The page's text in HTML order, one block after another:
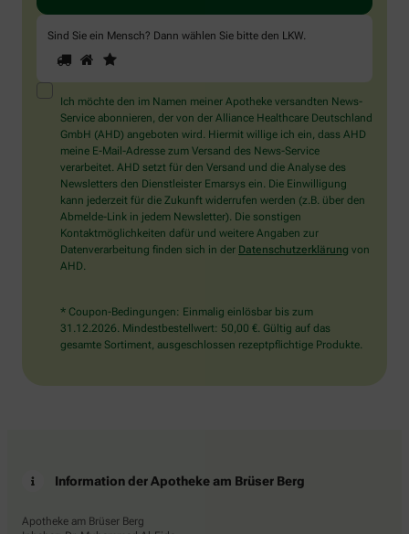
Sind Sie ein Mensch? Dann wählen Sie bitte den LKW.
Sind
Sie
ein
Mensch?
Dann
wählen
Sie
bitte
den
LKW.
1 2
Ich möchte den im Namen meiner Apotheke versandten News-
Service abonnieren, der von der Alliance Healthcare Deutschland
GmbH (AHD) angeboten wird. Hiermit willige ich ein, dass AHD
meine E-Mail-Adresse zum Versand des News-Service
verarbeitet. AHD setzt für den Versand und die Analyse des
Newsletters den Dienstleister Emarsys ein. Die Einwilligung
kann jederzeit für die Zukunft widerrufen werden (z.B. über den
Abmelde-Link in jedem Newsletter). Die sonstigen
Kontaktmöglichkeiten dafür und weitere Angaben zur
Datenverarbeitung finden sich in der Datenschutzerklärung von
AHD.
* Coupon-Bedingungen: Einmalig einlösbar bis zum
31.12.2026. Mindestbestellwert: 50,00 €. Gültig auf das
gesamte Sortiment, ausgeschlossen rezeptpflichtige Produkte.
Information der Apotheke am Brüser Berg
Apotheke am Brüser Berg